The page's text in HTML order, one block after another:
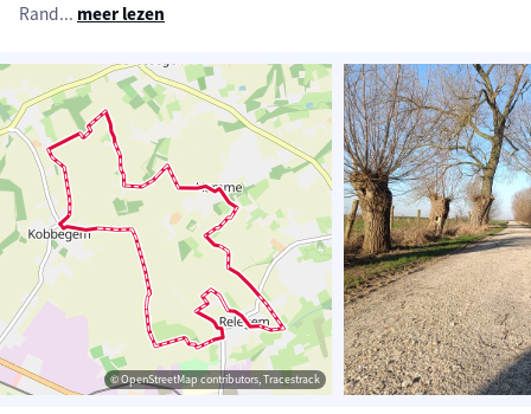
Rand... meer lezen
© OpenStreetMap contributors, Tracestrack